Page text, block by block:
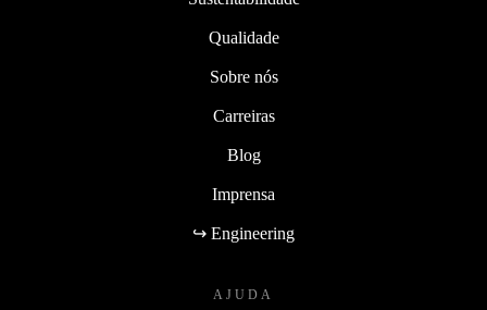
Qualidade
Sobre nós
Carreiras
Blog
Imprensa
↪ Engineering
AJUDA